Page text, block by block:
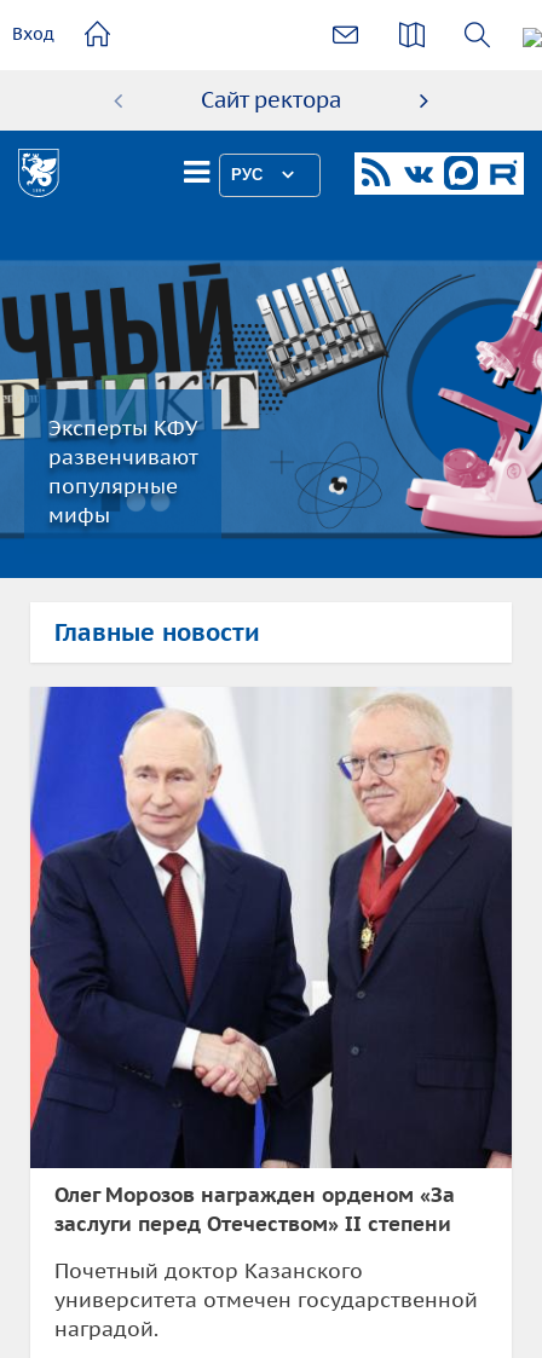
содержанию
Вход
Сайт ректора
РУС
Эксперты КФУ
развенчивают
популярные
мифы
Главные новости
Олег Морозов награжден орденом «За
заслуги перед Отечеством» II степени
Почетный доктор Казанского
университета отмечен государственной
наградой.